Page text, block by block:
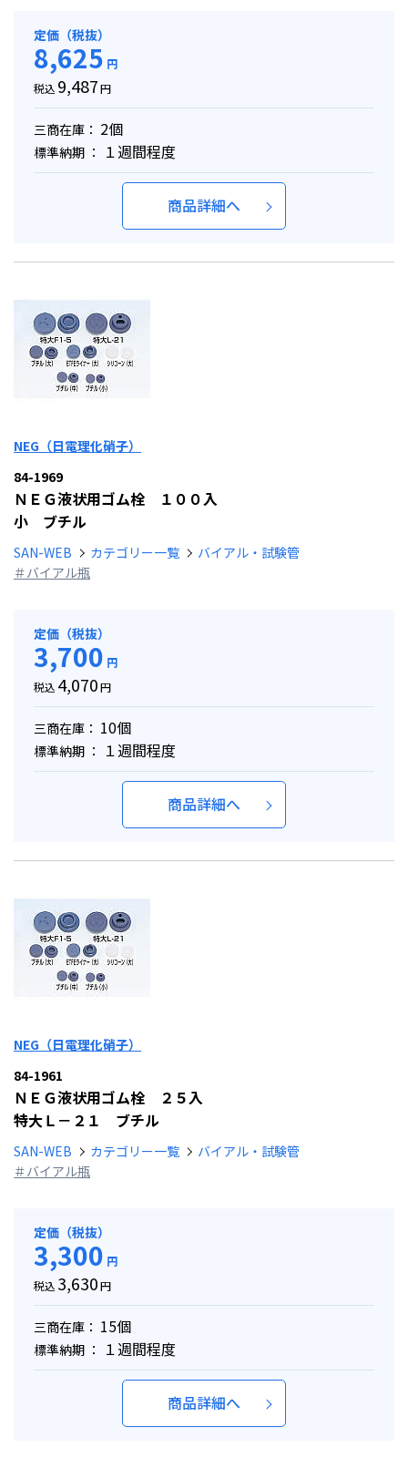
定価（税抜）
8,625 円
税込 9,487円
三商在庫： 2個
標準納期 ： １週間程度
商品詳細へ
NEG（日電理化硝子）
84-1969
ＮＥＧ液状用ゴム栓 １００入
小 ブチル
SAN-WEB カテゴリー一覧
バイアル・試験管
＃バイアル瓶
定価（税抜）
3,700 円
税込 4,070円
三商在庫： 10個
標準納期 ： １週間程度
商品詳細へ
NEG（日電理化硝子）
84-1961
ＮＥＧ液状用ゴム栓 ２５入
特大Ｌ－２１ ブチル
SAN-WEB カテゴリー一覧
バイアル・試験管
＃バイアル瓶
定価（税抜）
3,300 円
税込 3,630円
三商在庫： 15個
標準納期 ： １週間程度
商品詳細へ